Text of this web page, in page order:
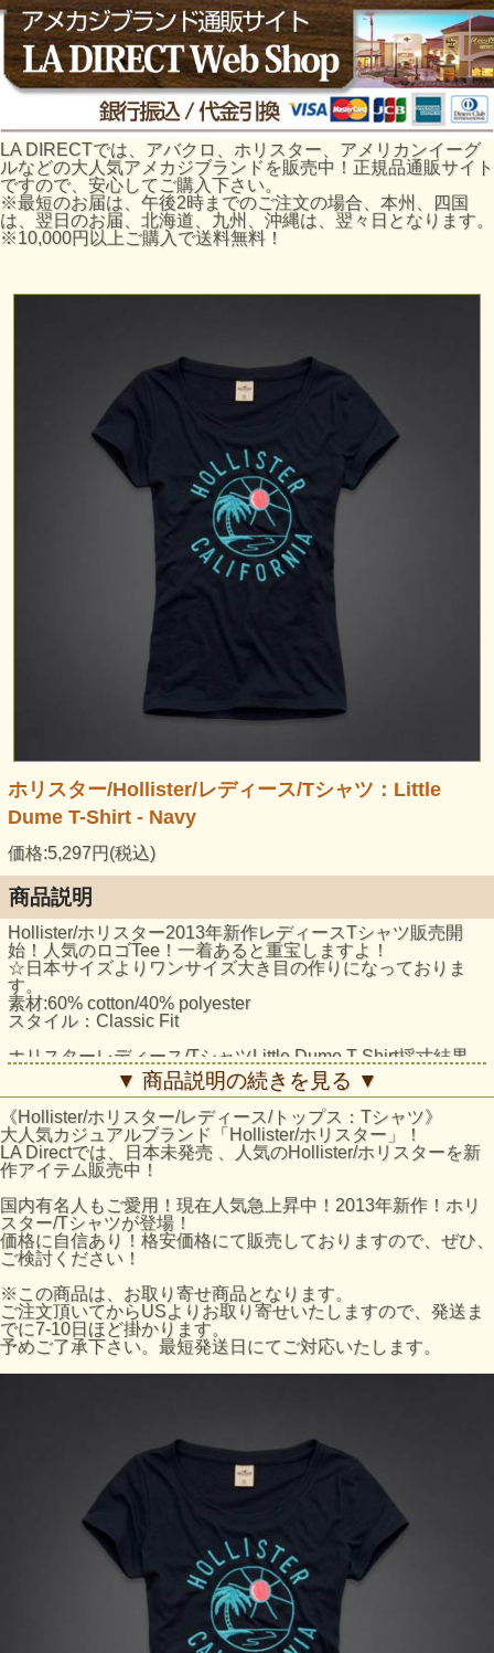
LA DIRECTでは、アバクロ、ホリスター、アメリカンイーグ
ルなどの大人気アメカジブランドを販売中！正規品通販サイト
ですので、安心してご購入下さい。
※最短のお届は、午後2時までのご注文の場合、本州、四国
は、翌日のお届、北海道、九州、沖縄は、翌々日となります。
※10,000円以上ご購入で送料無料！
ホリスター/Hollister/レディース/Tシャツ：Little
Dume T-Shirt - Navy
価格:5,297円(税込)
商品説明
Hollister/ホリスター2013年新作レディースTシャツ販売開
始！人気のロゴTee！一着あると重宝しますよ！
☆日本サイズよりワンサイズ大き目の作りになっておりま
す。
素材:60% cotton/40% polyester
スタイル：Classic Fit
ホリスターレディース/TシャツLittle Dume T-Shirt採寸結果
着丈：約59cm（襟下より採寸。）
身幅：約39cm（脇下より採寸）
☆Mサイズ
着丈：約61cm（襟下より採寸。）
身幅：約41cm（脇下より採寸）
※平置きにて採寸のため若干の誤差がございます。
ホリスターのサイズの目安
アバクロサイズ:バストサイズ
XSサイズ:79-81cm
Sサイズ:82-86cm
Mサイズ:87-91cm
※ホリスターFホームページのサイズ表数値になります。あ
くまで目安となりますのでご了承ください。
▼ 商品説明の続きを見る ▼
《Hollister/ホリスター/レディース/トップス：Tシャツ》
大人気カジュアルブランド「Hollister/ホリスター」！
LA Directでは、日本未発売 、人気のHollister/ホリスターを新
作アイテム販売中！
国内有名人もご愛用！現在人気急上昇中！2013年新作！ホリ
スター/Tシャツが登場！
価格に自信あり！格安価格にて販売しておりますので、ぜひ、
ご検討ください！
※この商品は、お取り寄せ商品となります。
ご注文頂いてからUSよりお取り寄せいたしますので、発送ま
でに7-10日ほど掛かります。
予めご了承下さい。最短発送日にてご対応いたします。